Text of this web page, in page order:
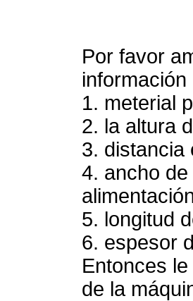
Por favor
1. meterial
2. la altura
3. distancia
4. ancho
5. longitud
6. espesor
Entonces
de la